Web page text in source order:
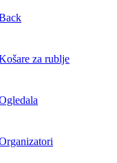
za rublje